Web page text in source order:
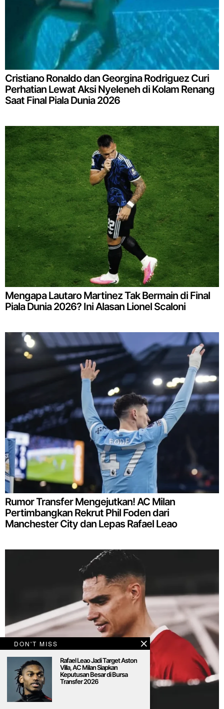
Cristiano Ronaldo dan Georgina Rodriguez Curi
Perhatian Lewat Aksi Nyeleneh di Kolam Renang
Saat Final Piala Dunia 2026
Mengapa Lautaro Martinez Tak Bermain di Final
Piala Dunia 2026? Ini Alasan Lionel Scaloni
Rumor Transfer Mengejutkan! AC Milan
Pertimbangkan Rekrut Phil Foden dari
Manchester City dan Lepas Rafael Leao
DON'T MISS
Rafael Leao Jadi Target Aston
Villa, AC Milan Siapkan
Keputusan Besar di Bursa
Transfer 2026